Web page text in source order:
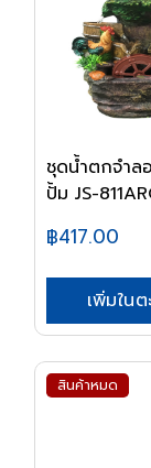
ชุดน้ำตกจำล
ปั้ม JS-
฿417.00
เพิ่มในต
สินค้าหมด